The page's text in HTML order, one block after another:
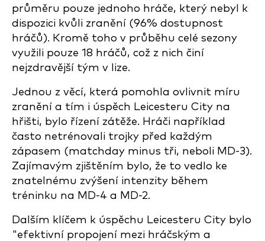
průměru pouze jednoho hráče, který nebyl k
dispozici kvůli zranění (96% dostupnost
hráčů). Kromě toho v průběhu celé sezony
využili pouze 18 hráčů, což z nich činí
nejzdravější tým v lize.
Jednou z věcí, která pomohla ovlivnit míru
zranění a tím i úspěch Leicesteru City na
hřišti, bylo řízení zátěže. Hráči například
často netrénovali trojky před každým
zápasem (matchday minus tři, neboli MD-3).
Zajímavým zjištěním bylo, že to vedlo ke
znatelnému zvýšení intenzity během
tréninku na MD-4 a MD-2.
Dalším klíčem k úspěchu Leicesteru City bylo
"efektivní propojení mezi hráčským a